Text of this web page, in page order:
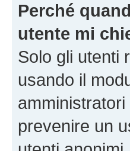
Perché
utente mi
Solo gli utenti
usando il
prevenire un